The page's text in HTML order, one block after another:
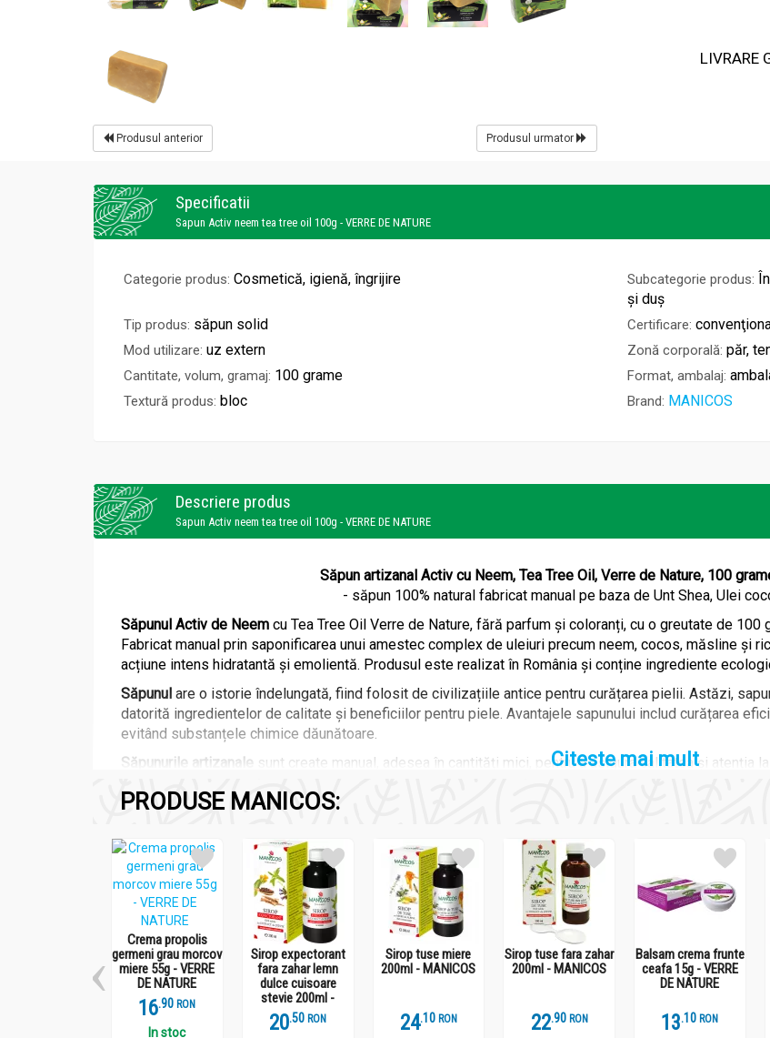
Produsul anterior Produsul urmator
LIVRARE
Specificatii
Sapun Activ neem tea tree oil 100g - VERRE DE NATURE
Categorie produs: Cosmetică, igienă, îngrijire Subcategorie produs:
și duș
Tip produs: săpun solid Certificare:
Mod utilizare: uz extern Zonă corporală: păr,
Cantitate, volum, gramaj: 100 grame Format, ambalaj:
Textură produs: bloc Brand: MANICOS
Descriere produs
Sapun Activ neem tea tree oil 100g - VERRE DE NATURE
Săpun artizanal Activ cu Neem, Tea Tree Oil, Verre de Nature, 100
- săpun 100% natural fabricat manual pe baza de Unt Shea, Ulei
Săpunul Activ de Neem cu Tea Tree Oil Verre de Nature, fără parfum și coloranți, cu o greutate de
Fabricat manual prin saponificarea unui amestec complex de uleiuri precum neem, cocos, măsline și
acțiune intens hidratantă și emolientă. Produsul este realizat în România și conține ingrediente
Săpunul are o istorie îndelungată, fiind folosit de civilizațiile antice pentru curățarea pielii. Astăzi,
datorită ingredientelor de calitate și beneficiilor pentru piele. Avantajele sapunului includ curățarea
evitând substanțele chimice dăunătoare.
Săpunurile artizanale sunt create manual, adesea în cantități mici, pentru a asigura calitatea și atenția
delicată și eficientă.
Neem: Cu proprietăți antibacteriene și antifungice, ajută la echilibrarea tenului gras și acneic.
Tea Tree Oil:
Cunoscut pentru efectele sale antibacteriene, calmează iritațiile pielii și scalpului.
Unt de Shea:
Asigură hidratare intensă și emoliere.
Extract de Nalba Mare și Săpunariță:
Contribuie la acțiunea hidratantă și conferă o spumă
Atelierele Manicos
, înființate în 1991, sunt cunoscute pentru produsele lor naturale și pentru
gama "Verre de Nature" reflectă angajamentul lor față de calitate și ingredientele naturale.
Sapunul Activ de Neem cu Tea Tree Oil Verre de Nature
eficientă, hidratare intensă și echilibrare pentru tenul gras sau acneic.
Citeste mai mult
PRODUSE MANICOS:
Crema propolis
germeni grau morcov
miere 55g - VERRE
DE NATURE
16.9 RON
In stoc
Sirop expectorant
fara zahar lemn
dulce cuisoare
stevie 200ml -
MANICOS
20.5 RON
Sirop tuse miere
200ml - MANICOS
24.1 RON
Sirop tuse fara zahar
200ml - MANICOS
22.9 RON
Balsam crema frunte
ceafa 15g - VERRE
DE NATURE
13.1 RON